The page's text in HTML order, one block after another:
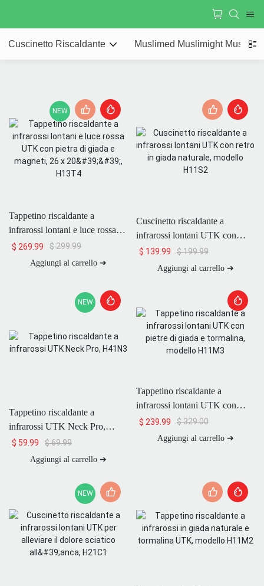
Cuscinetto Riscaldante Muslimed Muslimight
NEW
Tappetino riscaldante a
infrarossi lontani e luce rossa
UTK con pietra di giada e
magneti, 26 x 20'', H13T4
$ 269.99 $299.99
Aggiungi al carrello ➔
Cuscinetto riscaldante a
infrarossi lontani UTK con
retro in giada naturale, modello
H11S2
$ 139.99 $199.99
Aggiungi al carrello ➔
NEW
Tappetino riscaldante a
infrarossi UTK Neck Pro,
H41N3
$ 59.99 $69.99
Aggiungi al carrello ➔
Tappetino riscaldante a
infrarossi lontani UTK con
pietre di giada e tormalina,
modello H11M3
$ 239.99 $329.00
Aggiungi al carrello ➔
NEW